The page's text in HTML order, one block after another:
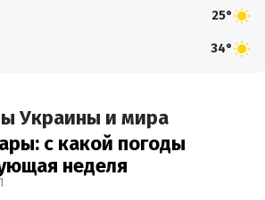
25°
34°
Украины и мира
с какой погоды
неделя